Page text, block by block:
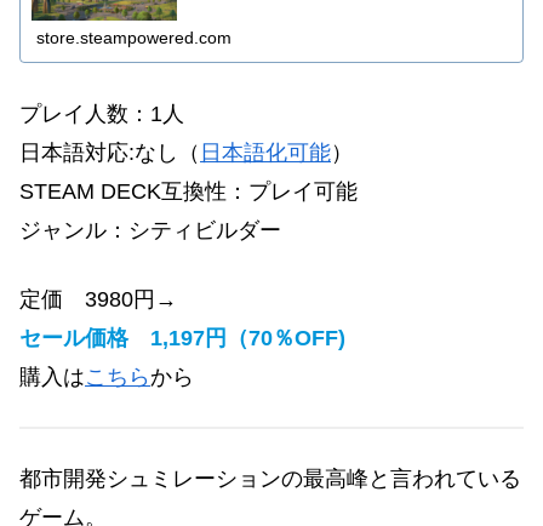
store.steampowered.com
プレイ人数：1人
日本語対応:なし（ 日本語化可能）
STEAM DECK互換性： プレイ可能
ジャンル： シティビルダー
定価 3980円→
セール価格 1,197円（70％OFF)
購入はこちらから
都市開発シュミレーションの最高峰と言われている
ゲーム。